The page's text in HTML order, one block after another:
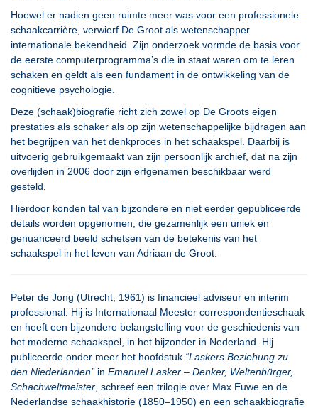
Hoewel er nadien geen ruimte meer was voor een professionele
schaakcarrière, verwierf De Groot als wetenschapper
internationale bekendheid. Zijn onderzoek vormde de basis voor
de eerste computerprogramma’s die in staat waren om te leren
schaken en geldt als een fundament in de ontwikkeling van de
cognitieve psychologie.
Deze (schaak)biografie richt zich zowel op De Groots eigen
prestaties als schaker als op zijn wetenschappelijke bijdragen aan
het begrijpen van het denkproces in het schaakspel. Daarbij is
uitvoerig gebruikgemaakt van zijn persoonlijk archief, dat na zijn
overlijden in 2006 door zijn erfgenamen beschikbaar werd
gesteld.
Hierdoor konden tal van bijzondere en niet eerder gepubliceerde
details worden opgenomen, die gezamenlijk een uniek en
genuanceerd beeld schetsen van de betekenis van het
schaakspel in het leven van Adriaan de Groot.
Peter de Jong (Utrecht, 1961) is financieel adviseur en interim
professional. Hij is Internationaal Meester correspondentieschaak
en heeft een bijzondere belangstelling voor de geschiedenis van
het moderne schaakspel, in het bijzonder in Nederland. Hij
publiceerde onder meer het hoofdstuk “Laskers Beziehung zu
den Niederlanden” in Emanuel Lasker – Denker, Weltenbürger,
Schachweltmeister , schreef een trilogie over Max Euwe en de
Nederlandse schaakhistorie (1850–1950) en een schaakbiografie